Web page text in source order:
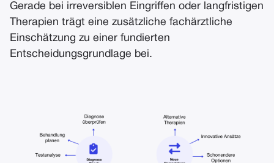
Gerade bei irreversiblen Eingriffen oder langfristigen
Therapien trägt eine zusätzliche fachärztliche
Einschätzung zu einer fundierten
Entscheidungsgrundlage bei.